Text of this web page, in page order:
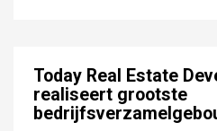
Today Real Estate
realiseert grootste